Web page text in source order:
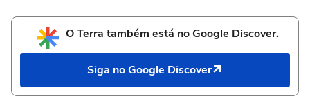
O Terra também está no Google Discover.
Siga no Google Discover